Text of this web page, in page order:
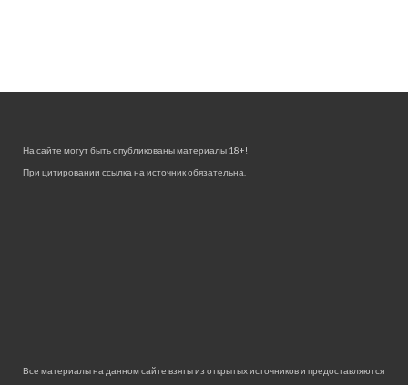
На сайте могут быть опубликованы материалы 18+!
При цитировании ссылка на источник обязательна.
Все материалы на данном сайте взяты из открытых источников и предоставляются